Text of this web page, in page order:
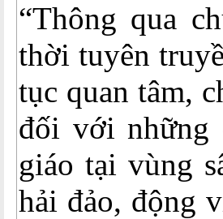
“Thông qua
thời tuyên
tục quan tâm,
đối với những
giáo tại vùng
hải đảo, động